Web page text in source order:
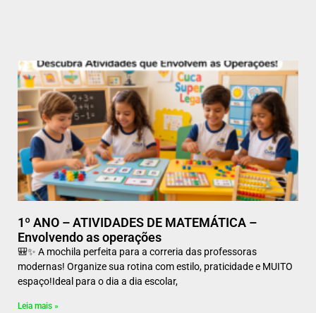
1º ANO – ATIVIDADES DE MATEMÁTICA –
Envolvendo as operações
🎒✨ A mochila perfeita para a correria das professoras
modernas! Organize sua rotina com estilo, praticidade e MUITO
espaço!Ideal para o dia a dia escolar,
Leia mais »